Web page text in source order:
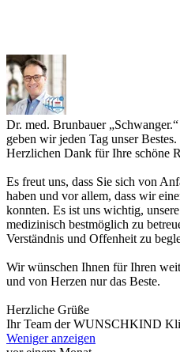
Dr. med. Brunbauer
geben wir jeden Tag unser Bestes.
Herzlichen Dank für Ihre schöne
Es freut uns, dass Sie sich von
haben und vor allem, dass wir
konnten. Es ist uns wichtig,
medizinisch bestmöglich zu
Verständnis und Offenheit zu
Wir wünschen Ihnen für Ihren
und von Herzen nur das Beste.
Herzliche Grüße
Ihr Team der WUNSCHKIND
Weniger anzeigen